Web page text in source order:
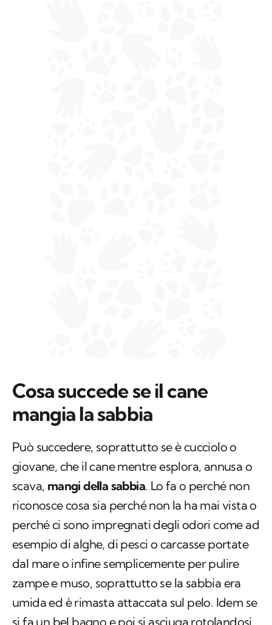
Cosa succede se il cane
mangia la sabbia
Può succedere, soprattutto se è cucciolo o
giovane, che il cane mentre esplora, annusa o
scava, mangi della sabbia. Lo fa o perché non
riconosce cosa sia perché non la ha mai vista o
perché ci sono impregnati degli odori come ad
esempio di alghe, di pesci o carcasse portate
dal mare o infine semplicemente per pulire
zampe e muso, soprattutto se la sabbia era
umida ed è rimasta attaccata sul pelo. Idem se
si fa un bel bagno e poi si asciuga rotolandosi